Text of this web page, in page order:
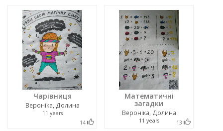
Чарівниця
Вероніка, Долина
11 years
14
Математичні
загадки
Вероніка, Долина
11 years 13